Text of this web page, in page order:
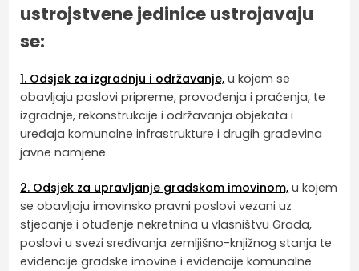
ustrojstvene jedinice ustrojavaju
se:
1. Odsjek za izgradnju i održavanje, u kojem se
obavljaju poslovi pripreme, provođenja i praćenja, te
izgradnje, rekonstrukcije i održavanja objekata i
uređaja komunalne infrastrukture i drugih građevina
javne namjene.
2. Odsjek za upravljanje gradskom imovinom, u kojem
se obavljaju imovinsko pravni poslovi vezani uz
stjecanje i otuđenje nekretnina u vlasništvu Grada,
poslovi u svezi sređivanja zemljišno-knjižnog stanja te
evidencije gradske imovine i evidencije komunalne